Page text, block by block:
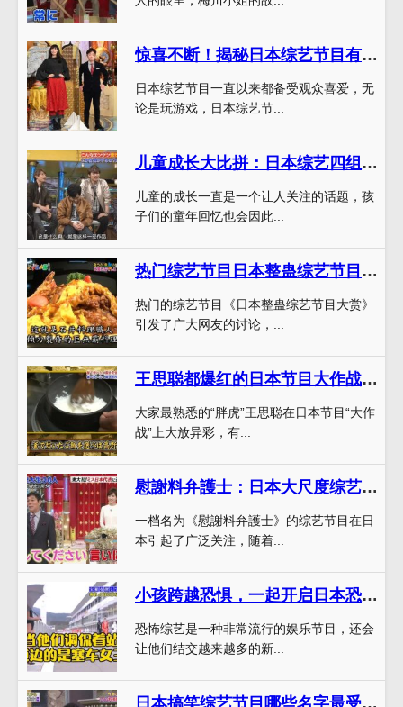
惊喜不断！揭秘日本综艺节目有多会玩
日本综艺节目一直以来都备受观众喜爱，无
论是玩游戏，日本综艺节...
儿童成长大比拼：日本综艺四组家庭大作战举办童年大运动会
儿童的成长一直是一个让人关注的话题，孩
子们的童年回忆也会因此...
热门综艺节目日本整蛊综艺节目大赏引发网友讨论
热门的综艺节目《日本整蛊综艺节目大赏》
引发了广大网友的讨论，...
王思聪都爆红的日本节目大作战又火了，你还在等什么？
大家最熟悉的“胖虎”王思聪在日本节目“大作
战”上大放异彩，有...
慰謝料弁護士：日本大尺度综艺揭露婚姻陷阱
一档名为《慰謝料弁護士》的综艺节目在日
本引起了广泛关注，随着...
小孩跨越恐惧，一起开启日本恐怖综艺的惊心之旅
恐怖综艺是一种非常流行的娱乐节目，还会
让他们结交越来越多的新...